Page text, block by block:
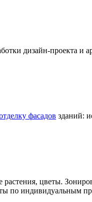
дизайн-проекта и
фасадов зданий:
цветы.
по индивидуальным